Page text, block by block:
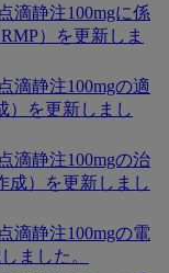
滴静注100mgに係
）を更新しま
滴静注100mgの適
）を更新しまし
滴静注100mgの治
成）を更新しまし
滴静注100mgの電
ました。